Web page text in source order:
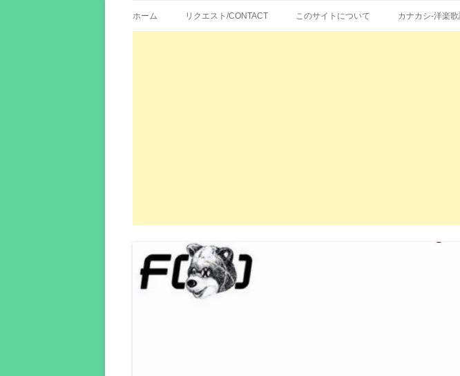
エイカシ | 洋楽歌詞の和訳、英語の意
ホーム リクエスト/CONTACT このサイトについて カナカシ-洋楽